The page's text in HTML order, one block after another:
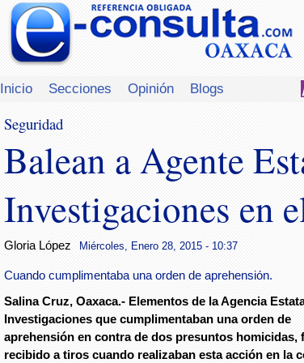
Inicio Secciones Opinión Blogs
Seguridad
Balean a Agente
Investigaciones en
Gloria López Miércoles, Enero 28, 2015 - 10:37
Cuando cumplimentaba una orden de aprehensión.
Salina Cruz, Oaxaca.- Elementos de la Agencia
Investigaciones que cumplimentaban una orden de
aprehensión en contra de dos presuntos homicidas,
recibido a tiros cuando realizaban esta acción en la